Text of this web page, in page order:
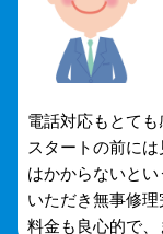
電話対応もとても
スタートの前に
はかからないと
いただき無事修理
料金も良心的で、